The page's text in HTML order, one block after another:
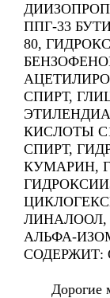
ППГ-33
80,
СПИРТ,
КИСЛОТЫ
СПИРТ,
КУМАРИН,
АЛЬФА-
СОДЕРЖИТ:
Дорогие